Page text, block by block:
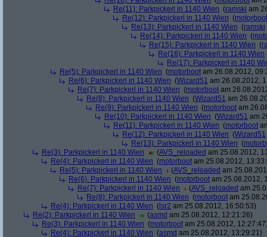
Re(11): Parkpickerl in 1140 Wien (ramski am
Re(12): Parkpickerl in 1140 Wien (motorboot
Re(13): Parkpickerl in 1140 Wien (ramski
Re(14): Parkpickerl in 1140 Wien (
Re(15): Parkpickerl in 1140 Wien (
Re(16): Parkpickerl in 1140 Wien
Re(17): Parkpickerl in 1140
Re(5): Parkpickerl in 1140 Wien (motorboot am 26.08.2012,
Re(6): Parkpickerl in 1140 Wien (Wizard51 am 26.08.2012,
Re(7): Parkpickerl in 1140 Wien (motorboot am
Re(8): Parkpickerl in 1140 Wien (Wizard51 am
Re(9): Parkpickerl in 1140 Wien (motorboot am
Re(10): Parkpickerl in 1140 Wien (Wizard51 am
Re(11): Parkpickerl in 1140 Wien (motorboot
Re(12): Parkpickerl in 1140 Wien (Wizard51
Re(13): Parkpickerl in 1140 Wien (
Re(3): Parkpickerl in 1140 Wien
(AVS_reloaded am 25.08.2012,
Re(4): Parkpickerl in 1140 Wien (motorboot am 25.08.2012,
Re(5): Parkpickerl in 1140 Wien
(AVS_reloaded am
Re(6): Parkpickerl in 1140 Wien (motorboot am 25.08.2012,
Re(7): Parkpickerl in 1140 Wien
(AVS_reloaded am
Re(8): Parkpickerl in 1140 Wien (motorboot am
Re(4): Parkpickerl in 1140 Wien ( lsr2 am 25.08.2012, 16:50:53)
Re(2): Parkpickerl in 1140 Wien
(asmd am 25.08.2012, 12:21:26)
Re(3): Parkpickerl in 1140 Wien (motorboot am 25.08.2012,
Re(4): Parkpickerl in 1140 Wien (asmd am 25.08.2012, 13:29:21)